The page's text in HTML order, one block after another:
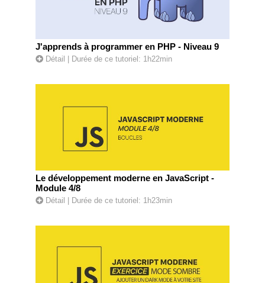
J'apprends à programmer en PHP - Niveau 9
Détail | Durée de ce tutoriel: 1h22min
Le développement moderne en JavaScript -
Module 4/8
Détail | Durée de ce tutoriel: 1h23min